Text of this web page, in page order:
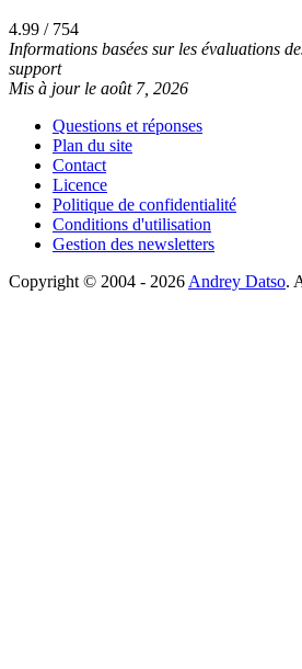
4.99 / 754
Informations basées sur les évaluations
support
Mis à jour le août 7, 2026
Questions et réponses
Plan du site
Contact
Licence
Politique de confidentialité
Conditions d'utilisation
Gestion des newsletters
Copyright © 2004 - 2026Andrey Datso.